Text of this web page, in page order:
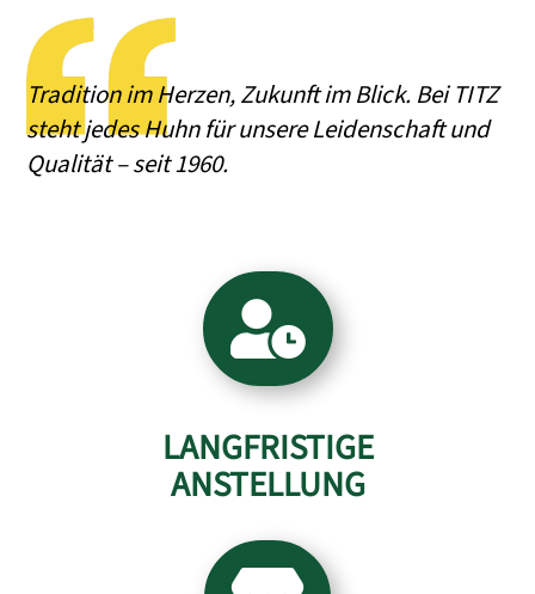
Tradition im Herzen, Zukunft im Blick. Bei TITZ
steht jedes Huhn für unsere Leidenschaft und
Qualität – seit 1960.

LANGFRISTIGE
ANSTELLUNG